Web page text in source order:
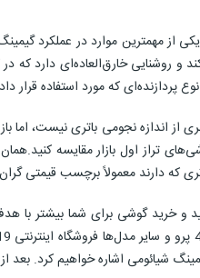
معمولاً برچسب قیمتی گران‌تری هم دارند و قیمت
قیمت، بلک شارک 4 پرو را از همه نظر مورد بررسی قرار خواهیم داد. اگر گیمر هستید و می‌خواهید بدانید که این